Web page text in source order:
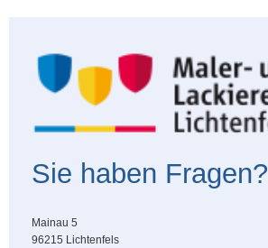
Sie haben Fragen?
Mainau 5
96215 Lichtenfels